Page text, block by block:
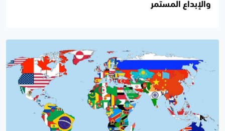
والإبداع المستمر